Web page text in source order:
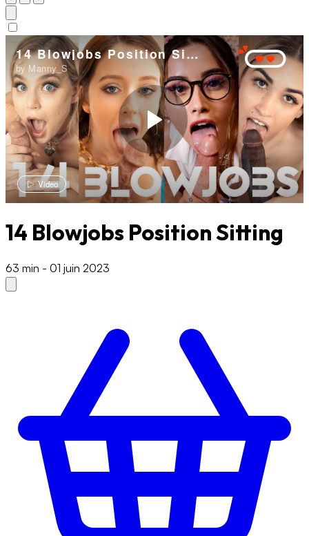
14 Blowjobs Position Sitting
by Manny_S
Video
14 Blowjobs Position Sitting
63 min - 01 juin 2023